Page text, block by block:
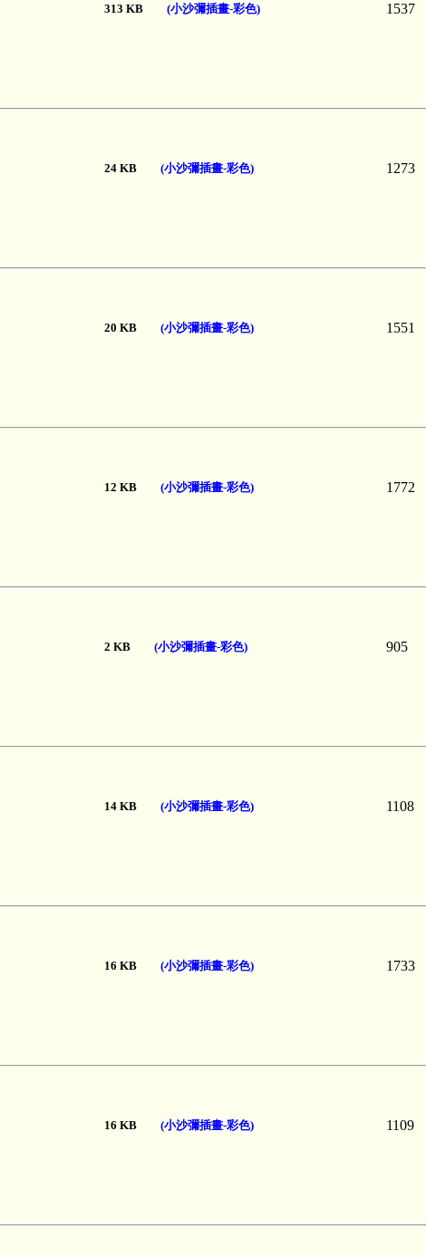
313 KB (小沙彌插畫-彩色) 1537
24 KB (小沙彌插畫-彩色) 1273
20 KB (小沙彌插畫-彩色) 1551
12 KB (小沙彌插畫-彩色) 1772
2 KB (小沙彌插畫-彩色) 905
14 KB (小沙彌插畫-彩色) 1108
16 KB (小沙彌插畫-彩色) 1733
16 KB (小沙彌插畫-彩色) 1109